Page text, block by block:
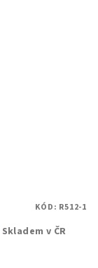
Skladem v ČR
KÓD: R512-1